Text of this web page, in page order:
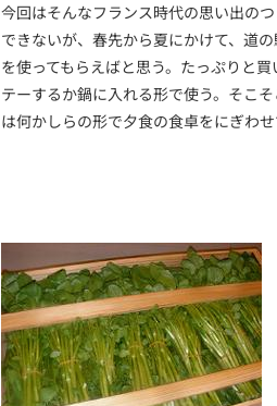
今回はそんなフランス時代の思い出の
できないが、春先から夏にかけて、道
を使ってもらえばと思う。たっぷりと
テーするか鍋に入れる形で使う。そこ
は何かしらの形で夕食の食卓をにぎわ